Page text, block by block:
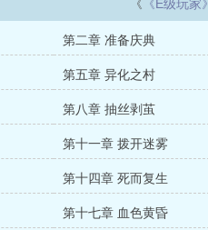
《 《E级玩家》
第二章 准备庆典
第五章 异化之村
第八章 抽丝剥茧
第十一章 拨开迷雾
第十四章 死而复生
第十七章 血色黄昏